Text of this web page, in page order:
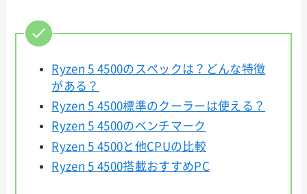
Ryzen 5 4500のスペックは？どんな特徴
がある？
Ryzen 5 4500標準のクーラーは使える？
Ryzen 5 4500のベンチマーク
Ryzen 5 4500と他CPUの比較
Ryzen 5 4500搭載おすすめPC